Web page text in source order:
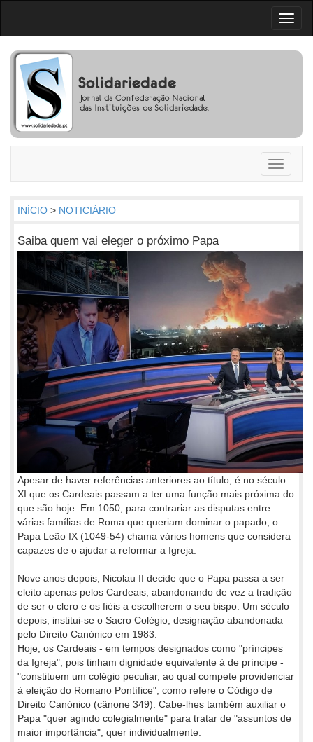
Toggle
INÍCIO > NOTICIÁRIO
Saiba quem vai eleger o próximo Papa
Apesar de haver referências anteriores ao título, é no século
XI que os Cardeais passam a ter uma função mais próxima do
que são hoje. Em 1050, para contrariar as disputas entre
várias famílias de Roma que queriam dominar o papado, o
Papa Leão IX (1049-54) chama vários homens que considera
capazes de o ajudar a reformar a Igreja.
Nove anos depois, Nicolau II decide que o Papa passa a ser
eleito apenas pelos Cardeais, abandonando de vez a tradição
de ser o clero e os fiéis a escolherem o seu bispo. Um século
depois, institui-se o Sacro Colégio, designação abandonada
pelo Direito Canónico em 1983.
Hoje, os Cardeais - em tempos designados como "príncipes
da Igreja", pois tinham dignidade equivalente à de príncipe -
"constituem um colégio peculiar, ao qual compete providenciar
à eleição do Romano Pontífice", como refere o Código de
Direito Canónico (cânone 349). Cabe-lhes também auxiliar o
Papa "quer agindo colegialmente" para tratar de "assuntos de
maior importância", quer individualmente.